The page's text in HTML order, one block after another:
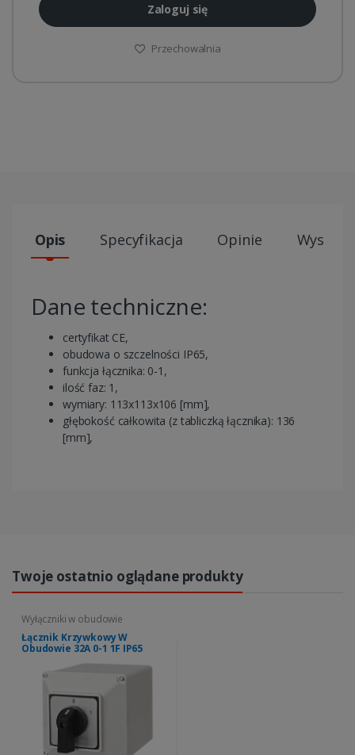
Zaloguj się
Przechowalnia
Opis Specyfikacja Opinie Wysyłki
Dane techniczne:
certyfikat CE,
obudowa o szczelności IP65,
funkcja łącznika: 0-1,
ilość faz: 1,
wymiary: 113x113x106 [mm],
głębokość całkowita (z tabliczką łącznika): 136
[mm],
Twoje ostatnio oglądane produkty
Wyłączniki w obudowie
Łącznik Krzywkowy W
Obudowie 32A 0-1 1F IP65